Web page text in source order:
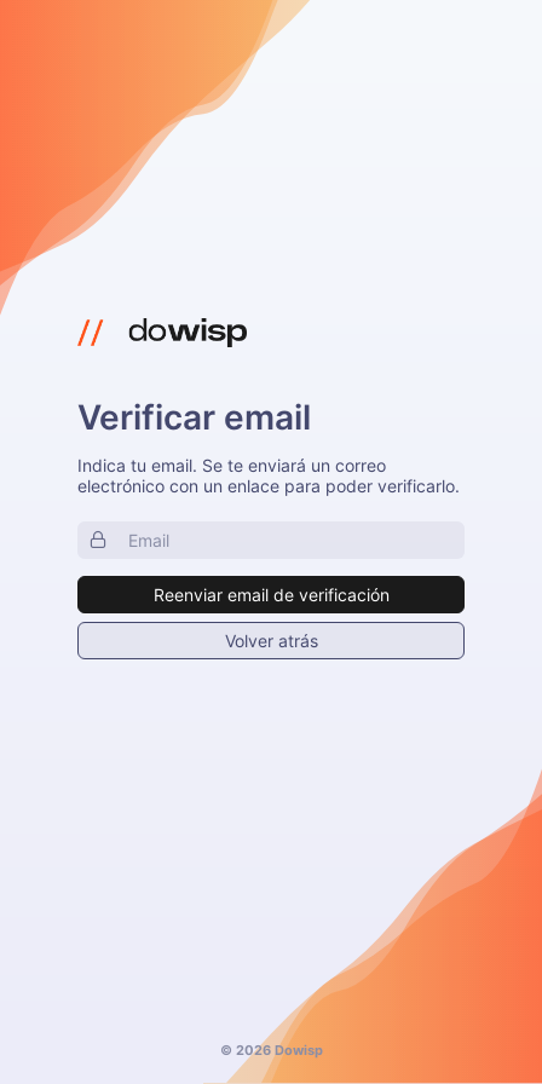
Verificar email
Indica tu email. Se te enviará un correo
electrónico con un enlace para poder verificarlo.
Reenviar email de verificación
Volver atrás
© 2026 Dowisp